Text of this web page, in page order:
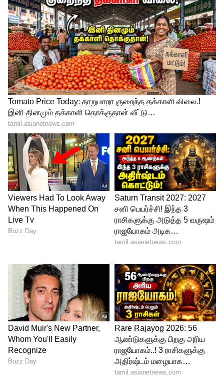
தடுத்து நிறுத்தப்பட்டது.
ஜனாதிபதி கோட்டாபய ராஜபக்சவுக்கு
எதிரான போராட்டங்களை அடக்கும்
வகையில் இலங்கை அரசாங்கம்
சனிக்கிழமையன்று பேஸ்புக், ட்விட்டர்,
இன்ஸ்டாகிராம், வாட்ஸ்அப் மற்றும் யூடியூப்
உள்ளிட்ட அனைத்து சமூக ஊடக
தளங்களுக்கான அணுகலையும்
முடக்கியுள்ளது.பிரதமரின் மகன் நாமல்
ராஜபக்சஇதற்கு எதிராகப் பேசியதை
அடுத்து ஞாயிற்றுக்கிழமை பிற்பகல் தடை
நீக்கப்பட்டது.